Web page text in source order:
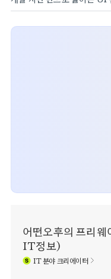
어떤오후의 프리
IT정보)
IT분야 크리에이터